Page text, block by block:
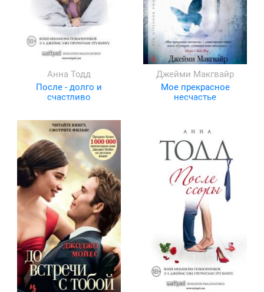
Анна Тодд
После - долго и
счастливо
Джейми Макгвайр
Мое прекрасное
несчастье